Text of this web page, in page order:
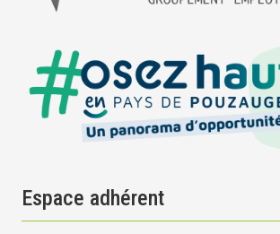
Espace adhérent